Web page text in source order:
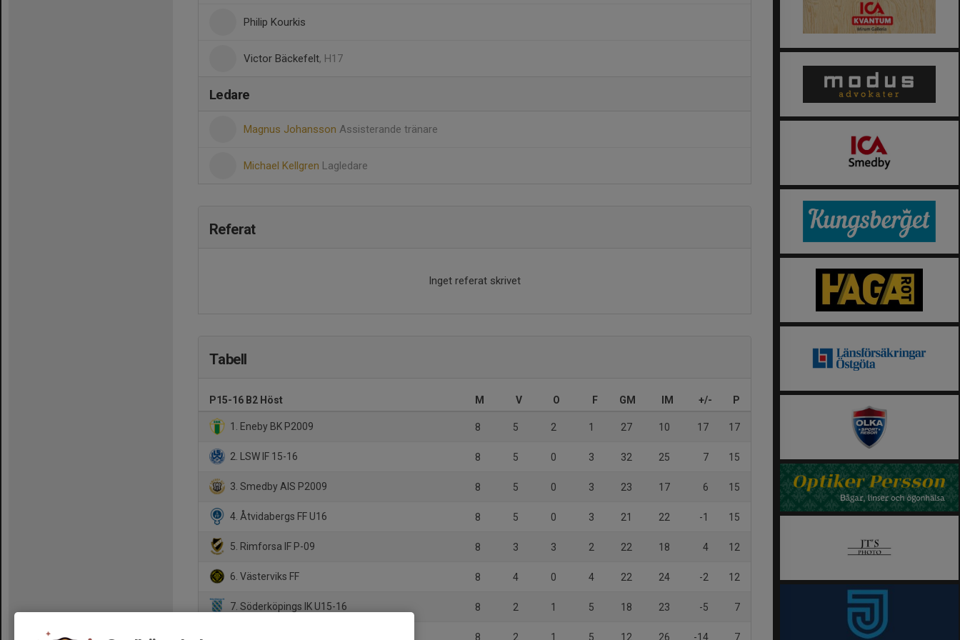
Philip Kourkis
Victor Bäckefelt, H17
Ledare
Magnus Johansson Assisterande tränare
Michael Kellgren Lagledare
Referat
Inget referat skrivet
Tabell
P15-16 B2 Höst M V O F GM IM +/- P
1. Eneby BK P2009 8 5 2 1 27 10 17 17
2. LSW IF 15-16 8 5 0 3 32 25 7 15
3. Smedby AIS P2009 8 5 0 3 23 17 6 15
4. Åtvidabergs FF U16 8 5 0 3 21 22 -1 15
5. Rimforsa IF P-09 8 3 3 2 22 18 4 12
6. Västerviks FF 8 4 0 4 22 24 -2 12
7. Söderköpings IK U15-16 8 2 1 5 18 23 -5 7
8 2 1 5 12 26 -14 7